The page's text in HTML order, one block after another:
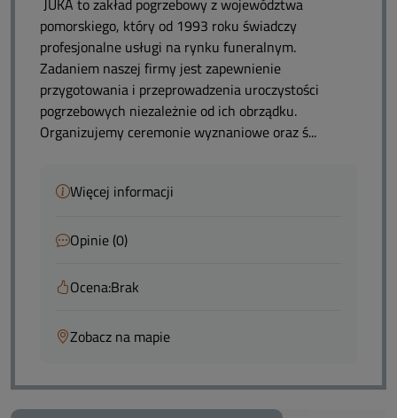
JUKA to zakład pogrzebowy z województwa
pomorskiego, który od 1993 roku świadczy
profesjonalne usługi na rynku funeralnym.
Zadaniem naszej firmy jest zapewnienie
przygotowania i przeprowadzenia uroczystości
pogrzebowych niezależnie od ich obrządku.
Organizujemy ceremonie wyznaniowe oraz ś...
Więcej informacji
Opinie (0)
Ocena:Brak
Zobacz na mapie